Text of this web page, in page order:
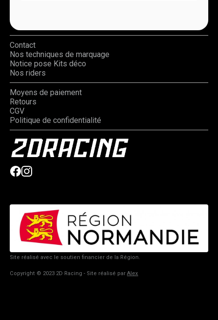
Contact
Nos techniques de marquage
Notice pose Kits déco
Nos riders
Moyens de paiement
Retours
CGV
Politique de confidentialité
Site réalisé avec le soutien financier de la Région.
Copyright © 2023 2D Racing - Site réalisé par Alex